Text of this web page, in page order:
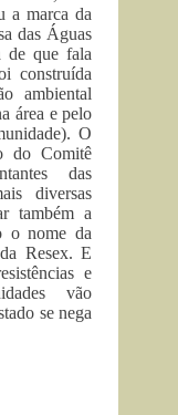
a marca da
das Águas
de que fala
construída
ambiental
área e pelo
O
do Comitê
das
diversas
também a
o nome da
Resex. E
e
vão
se nega